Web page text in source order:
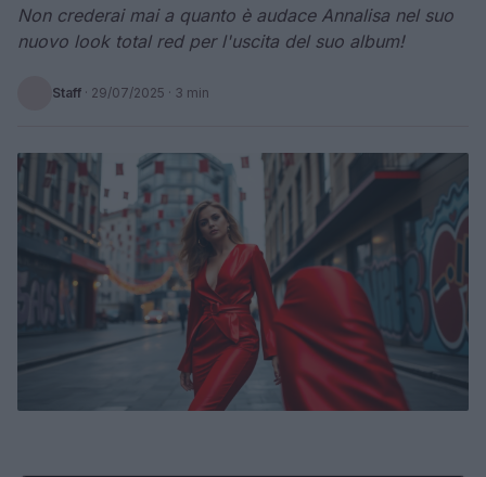
Non crederai mai a quanto è audace Annalisa nel suo
nuovo look total red per l'uscita del suo album!
Staff · 29/07/2025 · 3 min